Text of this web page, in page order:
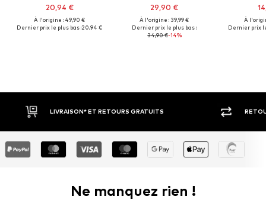
20,94 €
À l'origine : 49,90 €
Dernier prix le plus bas :20,94 €
29,90 €
À l'origine : 39,99 €
Dernier prix le plus bas :
34,90 €-14%
À
Dernier prix
GRATUITS RETOUR SOUS 30 JOURS
Ne manquez rien !